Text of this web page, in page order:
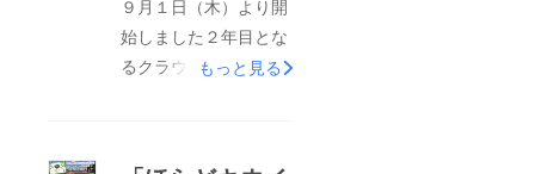
ました。他のリターン
商品には、「贈答用ほ
９月１日（木）より開
始しました２年目とな
るクラウドファンディ
もっと見る